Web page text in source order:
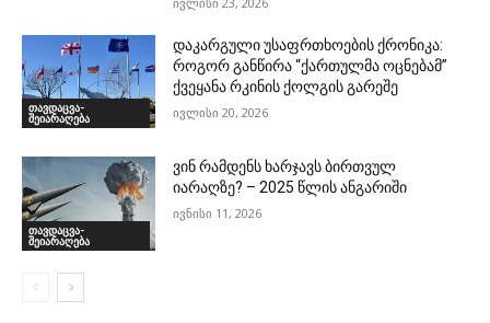
თავდაცვა-
შეიარაღება
დაკარგული უსაფრთხოების ქრონიკა:
როგორ განწირა “ქართულმა ოცნებამ”
ქვეყანა რკინის ქოლგის გარეშე
ივლისი 20, 2026
თავდაცვა-
შეიარაღება
ვინ რამდენს ხარჯავს ბირთვულ
იარაღზე? – 2025 წლის ანგარიში
ივნისი 11, 2026